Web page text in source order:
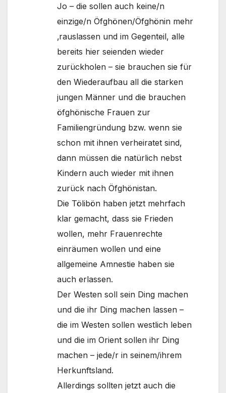
Jo – die sollen auch keine/n
einzige/n Öfghönen/Öfghönin mehr
‚rauslassen und im Gegenteil, alle
bereits hier seienden wieder
zurückholen – sie brauchen sie für
den Wiederaufbau all die starken
jungen Männer und die brauchen
öfghönische Frauen zur
Familiengründung bzw. wenn sie
schon mit ihnen verheiratet sind,
dann müssen die natürlich nebst
Kindern auch wieder mit ihnen
zurück nach Öfghönistan.
Die Tölibön haben jetzt mehrfach
klar gemacht, dass sie Frieden
wollen, mehr Frauenrechte
einräumen wollen und eine
allgemeine Amnestie haben sie
auch erlassen.
Der Westen soll sein Ding machen
und die ihr Ding machen lassen –
die im Westen sollen westlich leben
und die im Orient sollen ihr Ding
machen – jede/r in seinem/ihrem
Herkunftsland.
Allerdings sollten jetzt auch die